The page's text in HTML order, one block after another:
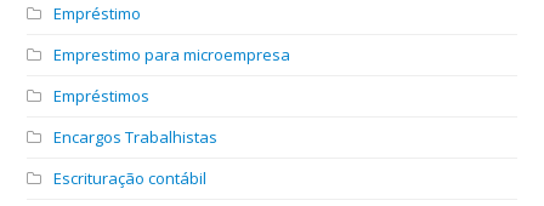
Empréstimo
Emprestimo para microempresa
Empréstimos
Encargos Trabalhistas
Escrituração contábil